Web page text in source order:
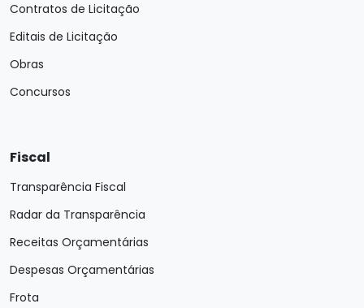
Contratos de Licitação
Editais de Licitação
Obras
Concursos
Fiscal
Transparência Fiscal
Radar da Transparência
Receitas Orçamentárias
Despesas Orçamentárias
Frota